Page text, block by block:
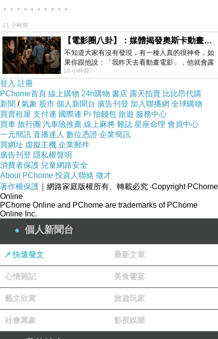
的世界)；《企鵝公路》更是男孩成長記事，長大不只是外
在身形的轉變，還有內在心境的變化，青山在追查企鵝與
大姐姐與「海」的謎團過程中，逐漸發現這個世界有很多
他不懂的事，他察覺人與人的交往有很多的眉角，有時候
欺負一個人跟討厭一個人並沒有絕對的關係、他明白世界
有盡頭人的生命有盡頭萬物的緣份有盡頭，但換一個角度
觀看，又似乎不見盡頭，今日的道別只是在替未來的重逢
做準備。
(底下會提及關鍵劇情，請斟酌閱讀
。。。。。。。。。。
11 小時前
【電影圈八卦】：媒體揭發奧斯卡動畫項目投票醜聞！好萊塢為什麼看不起動畫電影？
不知道大家有沒有發現，有一種人真的很神奇，如
果你跟他說：「我昨天去看動畫電影」，他就會露
出一種慈祥的微笑，然後問你是不是陪小
10 小時前
登入 註冊
PChome首頁 線上購物 24h購物 書店 露天拍賣 比比昂代購
新聞 /氣象 股市 個人新聞台 廣告刊登 加入聯播網 全球購物
買賣租屋 支付連 國際連 Pi 拍錢包 旅遊 服務中心
買車 旅行團 汽車險推薦 線上麻將 雜誌 星座命理 會員中心
一元簡訊 直播達人 數位憑證 企業簡訊
買網址 虛擬主機 企業郵件
廣告刊登 隱私權聲明
消費者保護 兒童網路安全
About PChome 投資人聯絡 徵才
著作權保護 ｜網路家庭版權所有、轉載必究 ‧Copyright PChome
Online
PChome Online and PChome are trademarks of PChome
Online Inc.
個人新聞台
快速發文 最新文章
心情雜記 美食饗宴
藝文欣賞 旅遊玩家
社會萬象 影視娛樂